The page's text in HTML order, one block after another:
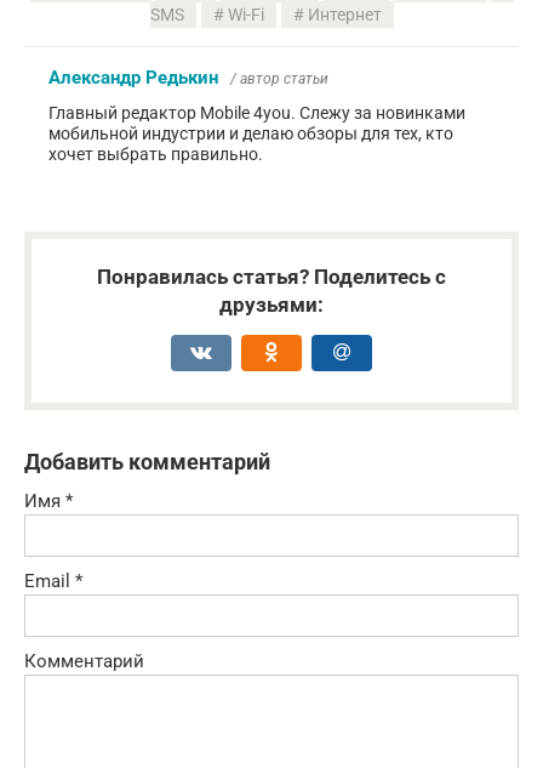
SMS
Wi-Fi Интернет
Александр Редькин / автор статьи
Главный редактор Mobile 4you. Слежу за новинками
мобильной индустрии и делаю обзоры для тех, кто
хочет выбрать правильно.
Понравилась статья? Поделитесь с
друзьями:
Добавить комментарий
Имя *
Email *
Комментарий